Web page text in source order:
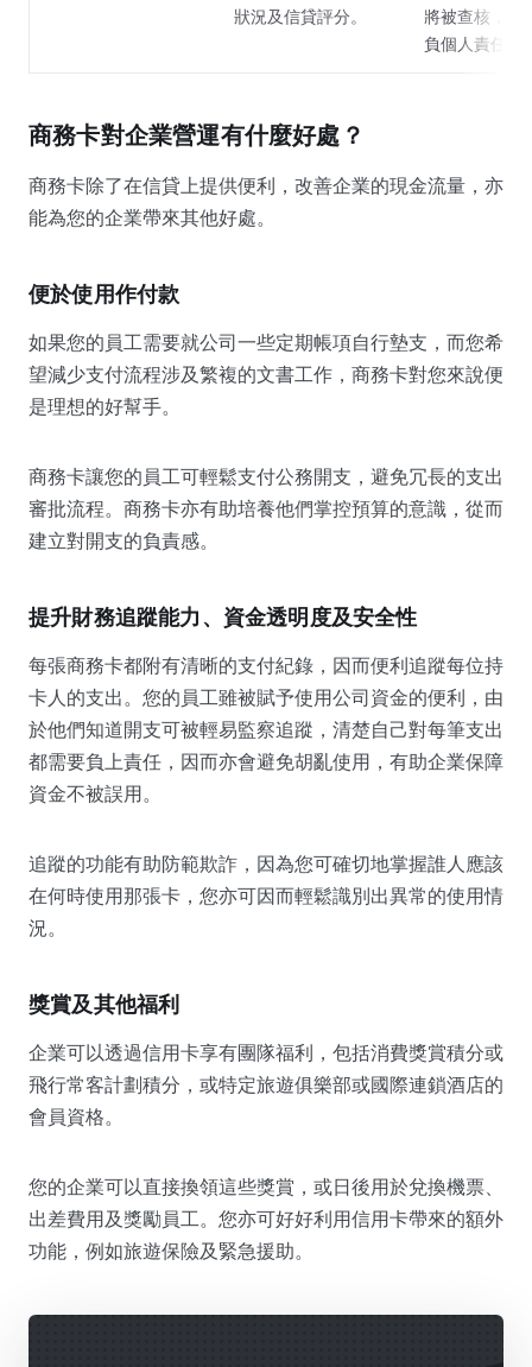
狀況及信貸評分。
將被查核，信
負個人責任。
商務卡對企業營運有什麼好處？
商務卡除了在信貸上提供便利，改善企業的現金流量，亦
能為您的企業帶來其他好處。
便於使用作付款
如果您的員工需要就公司一些定期帳項自行墊支，而您希
望減少支付流程涉及繁複的文書工作，商務卡對您來說便
是理想的好幫手。
商務卡讓您的員工可輕鬆支付公務開支，避免冗長的支出
審批流程。商務卡亦有助培養他們掌控預算的意識，從而
建立對開支的負責感。
提升財務追蹤能力、資金透明度及安全性
每張商務卡都附有清晰的支付紀錄，因而便利追蹤每位持
卡人的支出。您的員工雖被賦予使用公司資金的便利，由
於他們知道開支可被輕易監察追蹤，清楚自己對每筆支出
都需要負上責任，因而亦會避免胡亂使用，有助企業保障
資金不被誤用。
追蹤的功能有助防範欺詐，因為您可確切地掌握誰人應該
在何時使用那張卡，您亦可因而輕鬆識別出異常的使用情
況。
獎賞及其他福利
企業可以透過信用卡享有團隊福利，包括消費獎賞積分或
飛行常客計劃積分，或特定旅遊俱樂部或國際連鎖酒店的
會員資格。
您的企業可以直接換領這些獎賞，或日後用於兌換機票、
出差費用及獎勵員工。您亦可好好利用信用卡帶來的額外
功能，例如旅遊保險及緊急援助。